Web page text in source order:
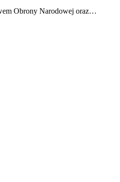
Obrony Narodowej oraz…